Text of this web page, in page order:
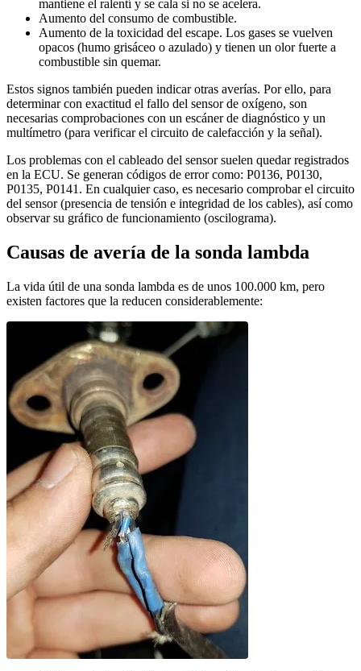
mantiene el ralentí y se cala si no se acelera.
Aumento del consumo de combustible.
Aumento de la toxicidad del escape. Los gases se vuelven
opacos (humo grisáceo o azulado) y tienen un olor fuerte a
combustible sin quemar.
Estos signos también pueden indicar otras averías. Por ello, para
determinar con exactitud el fallo del sensor de oxígeno, son
necesarias comprobaciones con un escáner de diagnóstico y un
multímetro (para verificar el circuito de calefacción y la señal).
Los problemas con el cableado del sensor suelen quedar registrados
en la ECU. Se generan códigos de error como: P0136, P0130,
P0135, P0141. En cualquier caso, es necesario comprobar el circuito
del sensor (presencia de tensión e integridad de los cables), así como
observar su gráfico de funcionamiento (oscilograma).
Causas de avería de la sonda lambda
La vida útil de una sonda lambda es de unos 100.000 km, pero
existen factores que la reducen considerablemente: